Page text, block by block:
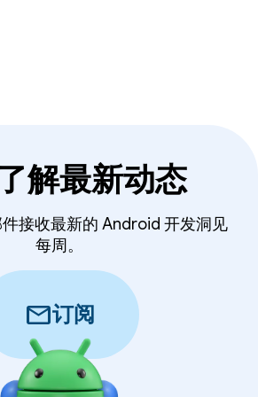
解最新动态
接收最新的 Android 开发洞见
每周。
mail订阅